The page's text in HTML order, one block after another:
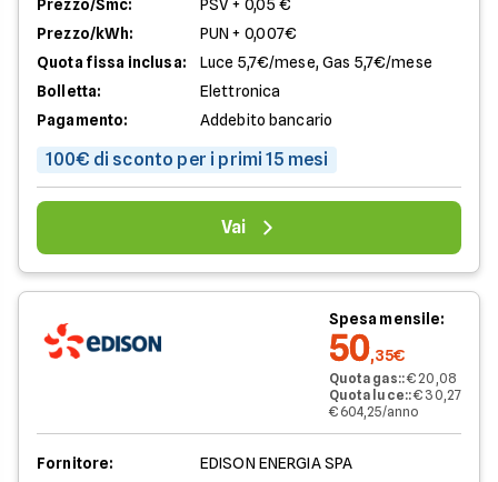
Prezzo/Smc:
PSV + 0,05 €
Prezzo/kWh:
PUN + 0,007€
Quota fissa inclusa:
Luce 5,7€/mese, Gas 5,7€/mese
Bolletta:
Elettronica
Pagamento:
Addebito bancario
100€ di sconto per i primi 15 mesi
Vai
Spesa mensile:
50,35€
Quota gas::€ 20,08
Quota luce::€ 30,27
€ 604,25/anno
Fornitore:
EDISON ENERGIA SPA